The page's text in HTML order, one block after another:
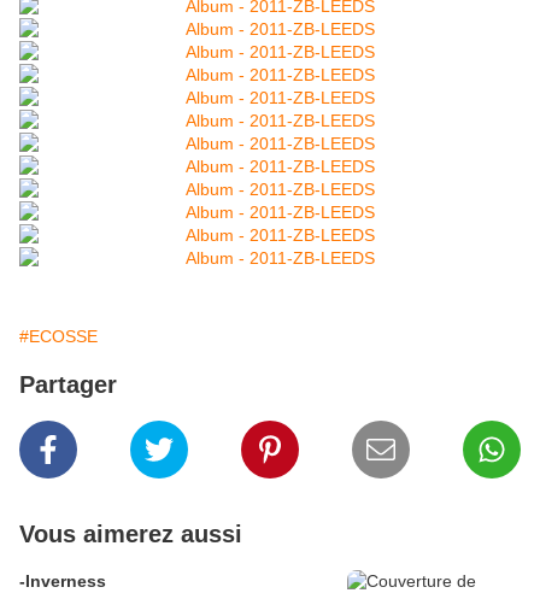
#ECOSSE
Partager
Vous aimerez aussi
-Inverness